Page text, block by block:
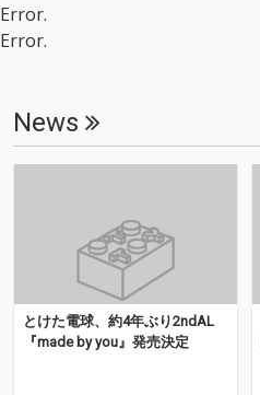
Error.
Error.
News
とけた電球、約4年ぶり2ndAL
『made by you』発売決定